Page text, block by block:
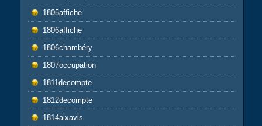
1805affiche
1806affiche
1806chambéry
1807occupation
1811decompte
1812decompte
1814aixavis